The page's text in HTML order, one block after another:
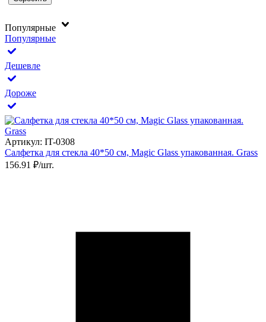
Популярные
Популярные
Дешевле
Дороже
Артикул: IT-0308
Салфетка для стекла 40*50 см, Magic Glass упакованная. Grass
156.91 ₽/шт.